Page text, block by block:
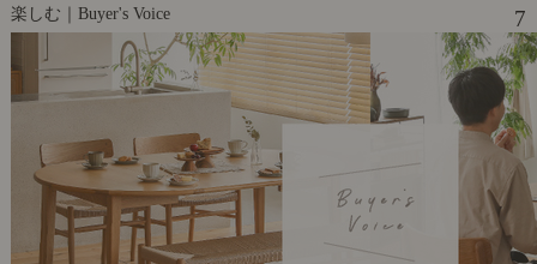
楽しむ｜Buyer's Voice
7